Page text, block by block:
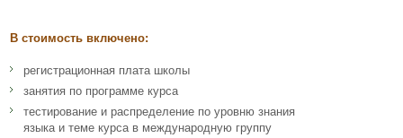
В стоимость включено:
регистрационная плата школы
занятия по программе курса
тестирование и распределение по уровню знания
языка и теме курса в международную группу